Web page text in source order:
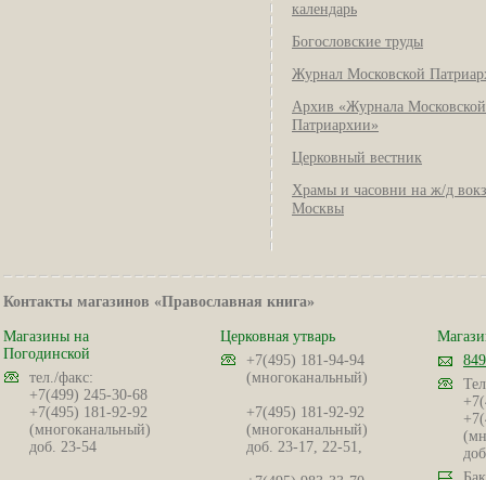
календарь
Богословские труды
Журнал Московской
Архив «Журнала Московской
Патриархии»
Церковный вестник
Храмы и часовни на ж/д
Москвы
Контакты магазинов «Православная книга»
Магазины на
Погодинской
тел./факс:
+7(499) 245-30-68
+7(495) 181-92-92
(многоканальный)
доб. 23-54
Церковная утварь
+7(495) 181-94-94
(многоканальный)
+7(495) 181-92-92
(многоканальный)
доб. 23-17, 22-51,